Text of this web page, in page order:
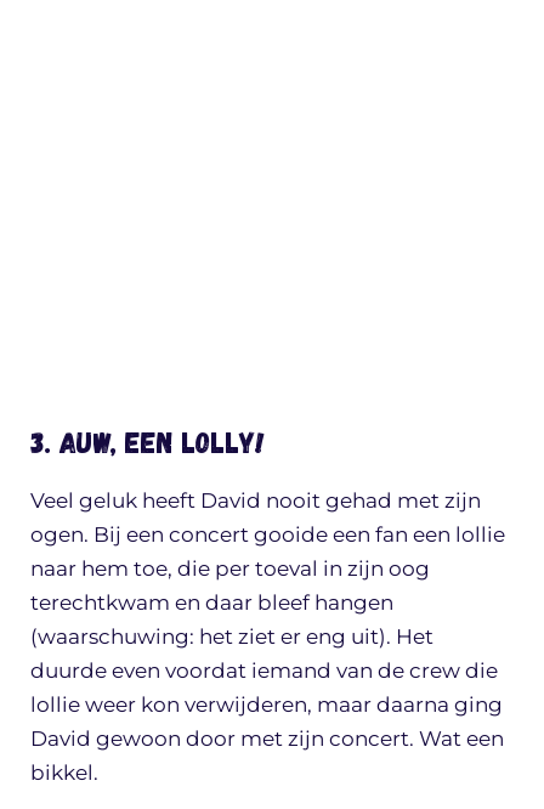
3. Auw, een lolly!
Veel geluk heeft David nooit gehad met zijn
ogen. Bij een concert gooide een fan een lollie
naar hem toe, die per toeval in zijn oog
terechtkwam en daar bleef hangen
(waarschuwing: het ziet er eng uit). Het
duurde even voordat iemand van de crew die
lollie weer kon verwijderen, maar daarna ging
David gewoon door met zijn concert. Wat een
bikkel.